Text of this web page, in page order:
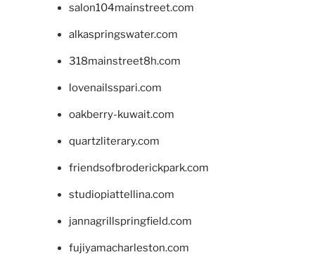
salon104mainstreet.com
alkaspringswater.com
318mainstreet8h.com
lovenailsspari.com
oakberry-kuwait.com
quartzliterary.com
friendsofbroderickpark.com
studiopiattellina.com
jannagrillspringfield.com
fujiyamacharleston.com